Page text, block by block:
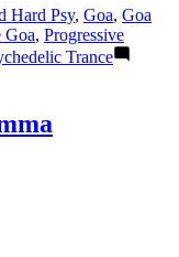
Hard Psy, Goa, Goa
Goa, Progressive
Trance